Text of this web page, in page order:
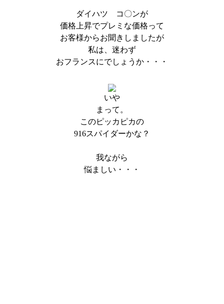
ダイハツ コ〇ンが
価格上昇でプレミな価格って
お客様からお聞きしましたが
私は、迷わず
おフランスにでしょうか・・・
いや
まって。
このピッカピカの
916スパイダーかな？
我ながら
悩ましい・・・